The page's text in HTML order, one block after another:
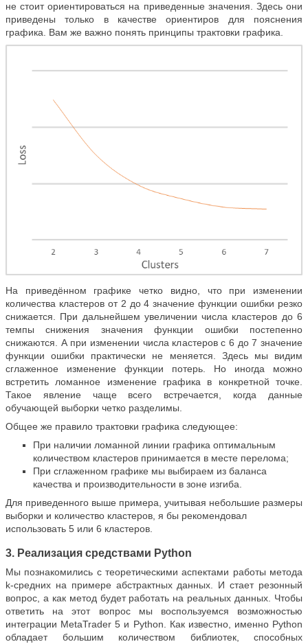
не стоит ориентироваться на приведенные значения. Здесь они
приведены только в качестве ориентиров для пояснения
графика. Вам же важно понять принципы трактовки графика.
На приведённом графике четко видно, что при изменении
количества кластеров от 2 до 4 значение функции ошибки резко
снижается. При дальнейшем увеличении числа кластеров до 6
темпы снижения значения функции ошибки постепенно
снижаются. А при изменении числа кластеров с 6 до 7 значение
функции ошибки практически не меняется. Здесь мы видим
сглаженное изменение функции потерь. Но иногда можно
встретить ломанное изменение графика в конкретной точке.
Такое явление чаще всего встречается, когда данные
обучающей выборки четко разделимы.
Общее же правило трактовки графика следующее:
При наличии ломанной линии графика оптимальным
количеством кластеров принимается в месте перелома;
При сглаженном графике мы выбираем из баланса
качества и производительности в зоне изгиба.
Для приведенного выше примера, учитывая небольшие размеры
выборки и количество кластеров, я бы рекомендовал
использовать 5 или 6 кластеров.
3. Реализация средствами Python
Мы познакомились с теоретическими аспектами работы метода
k-средних на примере абстрактных данных. И стает резонный
вопрос, а как метод будет работать на реальных данных. Чтобы
ответить на этот вопрос мы воспользуемся возможностью
интеграции MetaTrader 5 и Python. Как известно, именно Python
обладает большим количеством библиотек, способных